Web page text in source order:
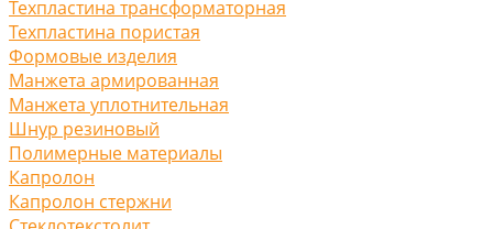
Техпластина трансформаторная
Техпластина пористая
Формовые изделия
Манжета армированная
Манжета уплотнительная
Шнур резиновый
Полимерные материалы
Капролон
Капролон стержни